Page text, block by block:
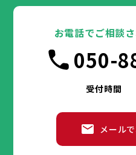
お電話でご相談
050-
受付時間
メール